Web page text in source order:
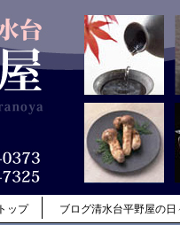
ップ ブログ清水台平野屋の日